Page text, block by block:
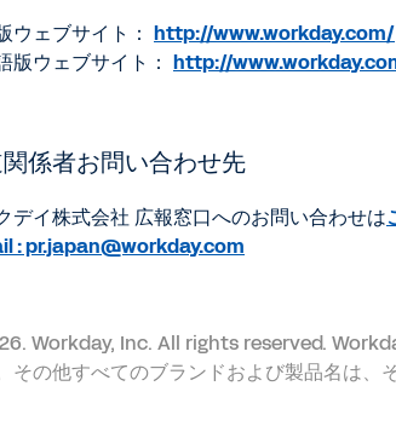
ウェブサイト： http://www.workday.com/
版ウェブサイト： http://
係者お問い合わせ先
デイ株式会社 広報窓口へのお問い合わせは
: pr.japan@workday.com
Workday, Inc. All rights reserved.
その他すべてのブランドおよび製品名は、